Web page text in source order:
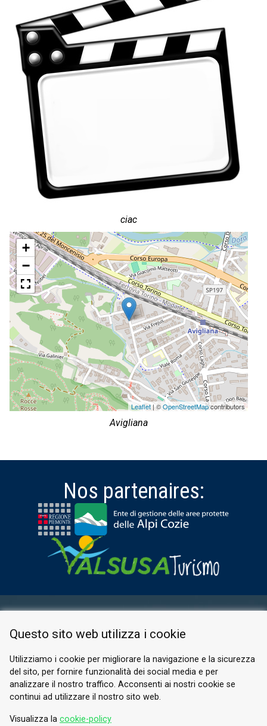
ciac
+
−
Leaflet| ©OpenStreetMapcontributors
Avigliana
Nos partenaires:
PRIVACY POLICY
© 2026 Valle di Susa
Tesori di Arte e Cultura Alpina
Tel.
Questo sito web utilizza i cookie
Utilizziamo i cookie per migliorare la navigazione e la sicurezza
del sito, per fornire funzionalità dei social media e per
analizzare il nostro traffico. Acconsenti ai nostri cookie se
continui ad utilizzare il nostro sito web.
Visualizza la cookie-policy